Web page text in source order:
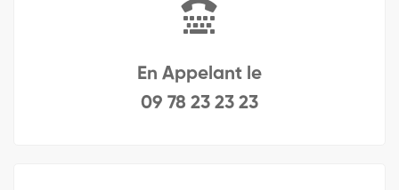
En Appelant le
09 78 23 23 23